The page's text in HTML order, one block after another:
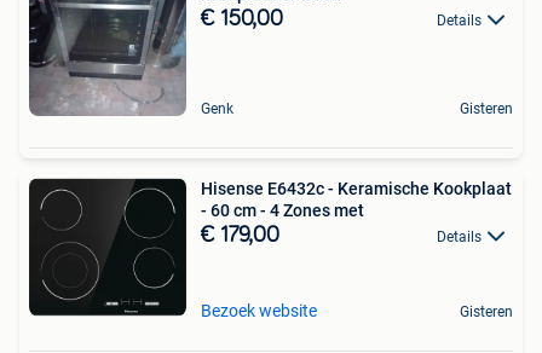
€ 150,00 Details
Genk Gisteren
Hisense E6432c - Keramische Kookplaat
- 60 cm - 4 Zones met
€ 179,00 Details
Bezoek website Gisteren